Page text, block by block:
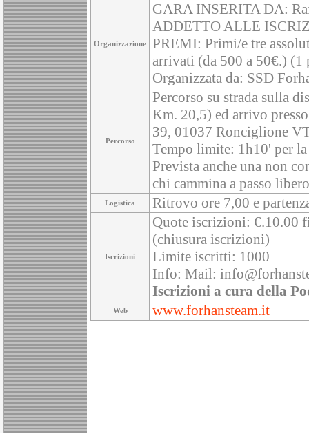
Organizzazione
GARA INSERITA DA:
ADDETTO ALLE
PREMI: Primi/e tre
arrivati (da 500 a 50€.) (1
Organizzata da: SSD
Percorso
Percorso su strada sulla
Km. 20,5) ed arrivo
39, 01037 Ronciglione
Tempo limite: 1h10' per
Prevista anche una non
chi cammina a passo
Logistica Ritrovo ore 7,00 e
Iscrizioni
Quote iscrizioni: €.10.00
(chiusura iscrizioni)
Limite iscritti: 1000
Info: Mail:
Iscrizioni a cura della
Web www.forhansteam.it